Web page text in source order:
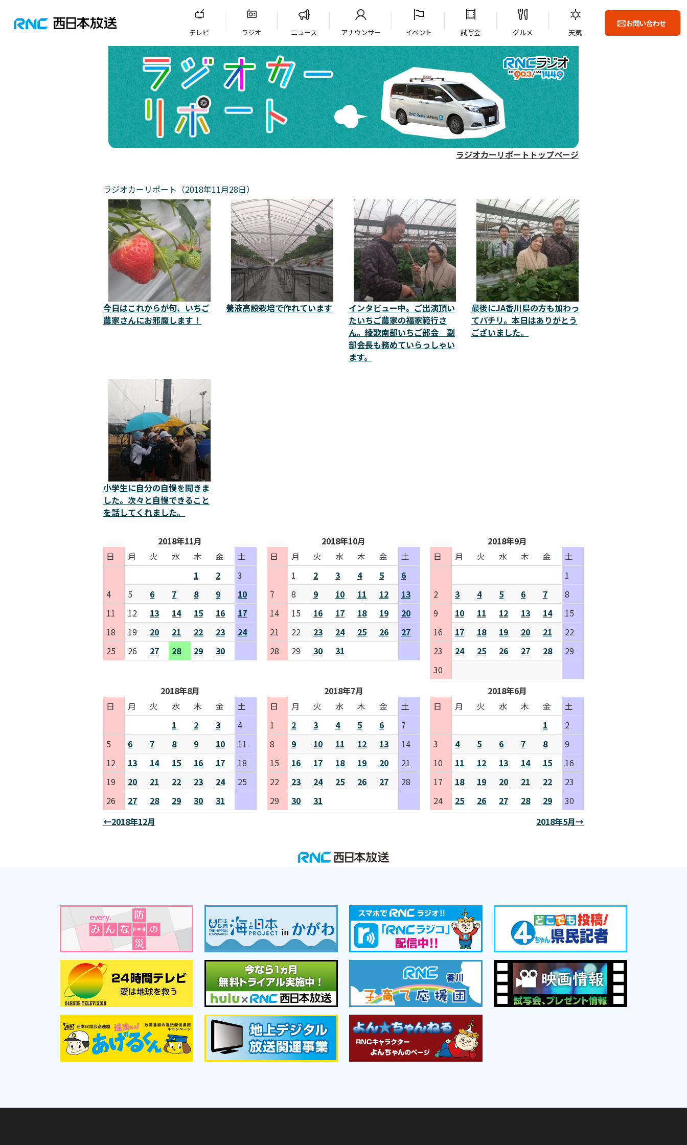
テレビ ラジオ ニュース アナウンサー イベント 試写会 グルメ 天気
お問い合わせ
ラジオカーリポートトップページ
ラジオカーリポート（2018年11月28日）
今日はこれからが旬、いちご
農家さんにお邪魔します！
養液高設栽培で作れています
インタビュー中。ご出演頂い
たいちご農家の福家範行さ
ん。綾歌南部いちご部会 副
部会長も務めていらっしゃい
ます。
最後にJA香川県の方も加わっ
てパチリ。本日はありがとう
ございました。
小学生に自分の自慢を聞きま
した。次々と自慢できること
を話してくれました。
2018年11月
日
月 火 水 木 金
土
1
2
3
4
5 6 7 8 9
10
11
12 13 14 15 16
17
18
19 20 21 22 23
24
25
26 27 28 29 30
2018年10月
日
月 火 水 木 金
土
1
2 3 4 5
6
7
8 9 10 11 12
13
14
15 16 17 18 19
20
21
22 23 24 25 26
27
28
29 30 31
2018年9月
日
月 火 水 木 金
土
1
2
3 4 5 6 7
8
9
10 11 12 13 14
15
16
17 18 19 20 21
22
23
24 25 26 27 28
29
30
2018年8月
日
月 火 水 木 金
土
1
2 3
4
5
6 7 8 9 10
11
12
13 14 15 16 17
18
19
20 21 22 23 24
25
26
27 28 29 30 31
2018年7月
日
月 火 水 木 金
土
1
2 3 4 5 6
7
8
9 10 11 12 13
14
15
16 17 18 19 20
21
22
23 24 25 26 27
28
29
30 31
2018年6月
日
月 火 水 木 金
土
1
2
3
4 5 6 7 8
9
10
11 12 13 14 15
16
17
18 19 20 21 22
23
24
25 26 27 28 29
30
←2018年12月
2018年5月→